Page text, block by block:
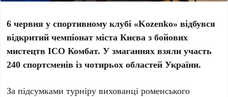
6 червня у спортивному клубі «Kozenko» відбувся
відкритий чемпіонат міста Києва з бойових
мистецтв ІСО Комбат. У змаганнях взяли участь
240 спортсменів із чотирьох областей України.
За підсумками турніру вихованці роменського